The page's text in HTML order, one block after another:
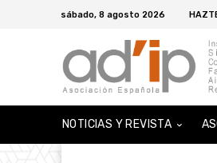
sábado, 8 agosto 2026
NOTICIAS Y REVISTA